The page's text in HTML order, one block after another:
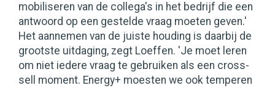
mobiliseren van de collega's in het bedrijf die een
antwoord op een gestelde vraag moeten geven.'
Het aannemen van de juiste houding is daarbij de
grootste uitdaging, zegt Loeffen. 'Je moet leren
om niet iedere vraag te gebruiken als een cross-
sell moment. Energy+ moesten we ook temperen